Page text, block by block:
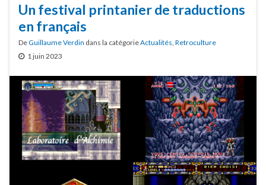
Un festival printanier de traductions
en français
DeGuillaume Verdin dans la catégorieActualités Retroculture
1 juin 2023